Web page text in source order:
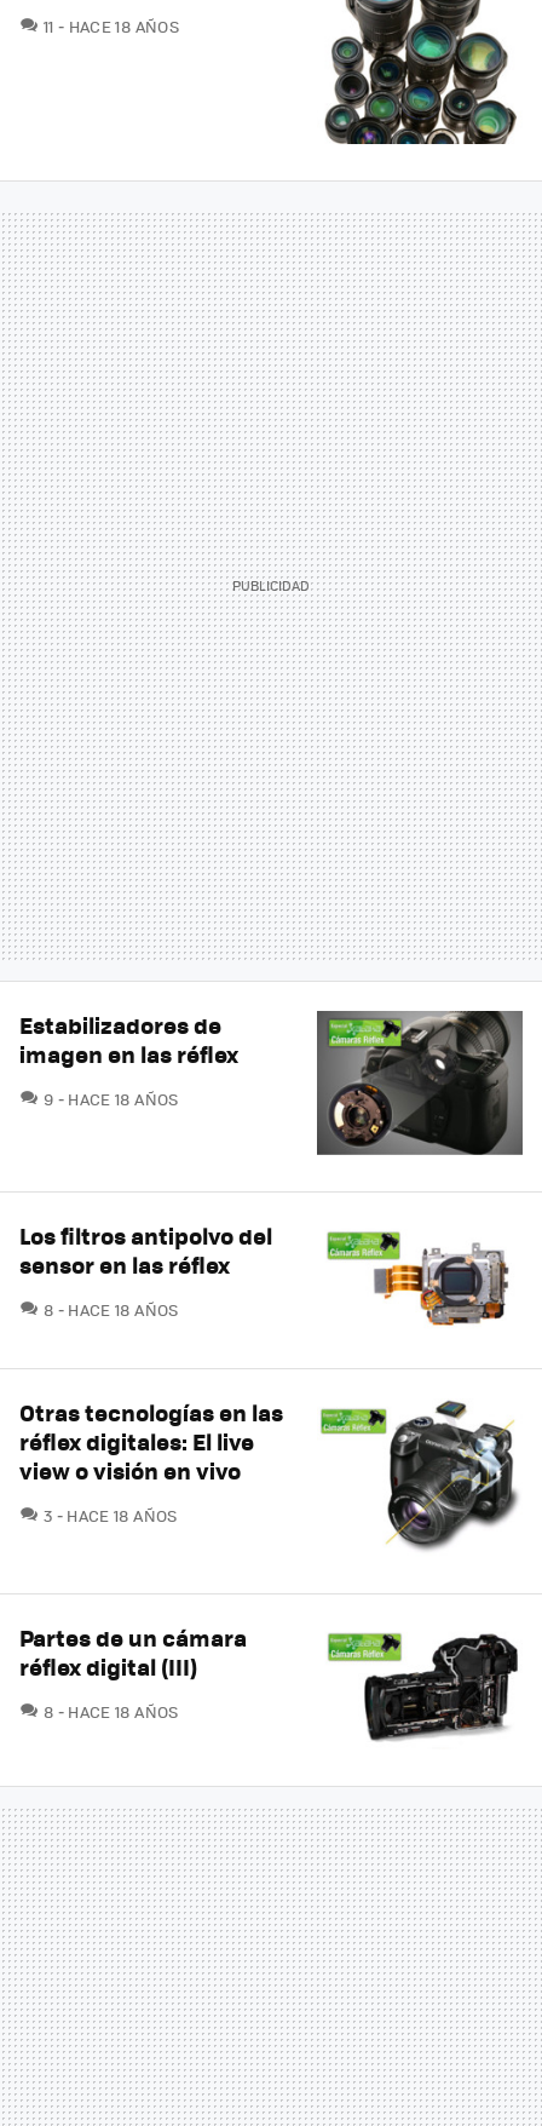
11 COMENTARIOS
HACE 18 AÑOS
Estabilizadores de
imagen en las réflex
9 COMENTARIOS
HACE 18 AÑOS
Los filtros antipolvo del
sensor en las réflex
8 COMENTARIOS
HACE 18 AÑOS
Otras tecnologías en las
réflex digitales: El live
view o visión en vivo
3 COMENTARIOS
HACE 18 AÑOS
Partes de un cámara
réflex digital (III)
8 COMENTARIOS
HACE 18 AÑOS